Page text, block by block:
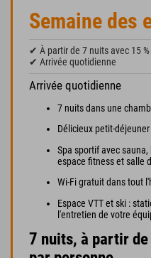
Semaine des
✔ À partir de 7 nuits avec 15
✔ Arrivée quotidienne
Arrivée quotidienne
7 nuits dans une
Délicieux petit-
Spa sportif avec
espace fitness et salle
Wi-Fi gratuit dans tout
Espace VTT et ski :
l'entretien de votre
7 nuits, à partir